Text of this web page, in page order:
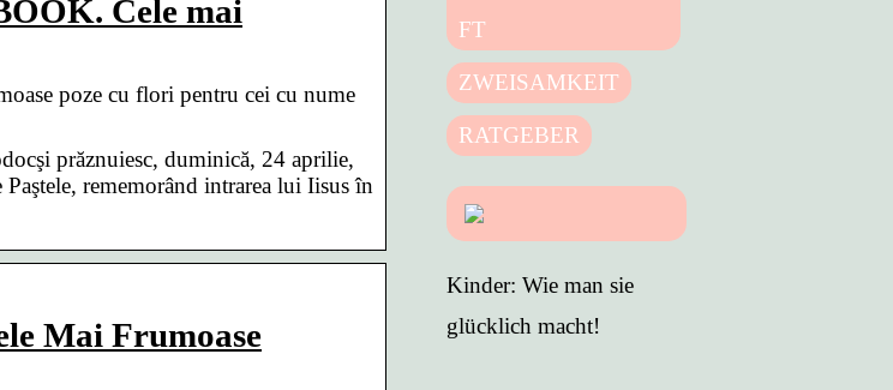
Cele mai
poze cu flori pentru cei cu nume
prăznuiesc, duminică, 24 aprilie,
rememorând intrarea lui Iisus în
Mai Frumoase
FT
ZWEISAMKEIT
RATGEBER
Kinder: Wie man sie
glücklich macht!